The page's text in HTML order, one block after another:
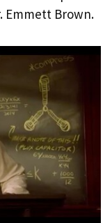
Emmett Brown.